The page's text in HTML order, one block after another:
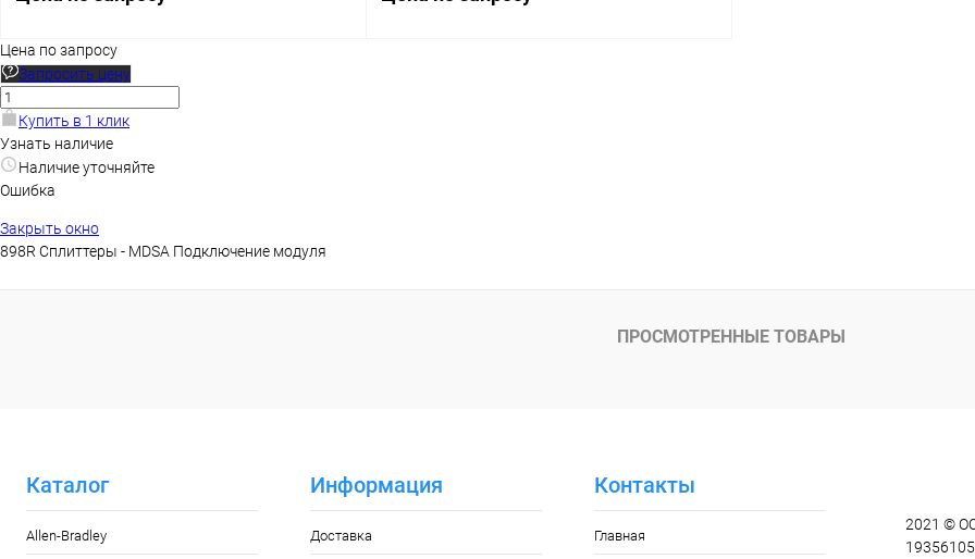
Запросить цену
Купить в 1 клик
В избранное
Цена по запросу
Запросить цену
Купить в 1 клик
Узнать наличие
Наличие уточняйте
Ошибка
Закрыть окно
898R Сплиттеры - MDSA Подключение модуля
ПРОСМОТРЕННЫЕ ТОВАРЫ
Каталог
Allen-Bradley
Информация
Доставка
Контакты
Главная
2021 ©